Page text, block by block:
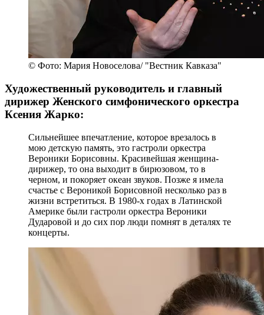
© Фото: Мария Новоселова/ "Вестник Кавказа"
Художественный руководитель и главный
дирижер Женского симфонического оркестра
Ксения Жарко:
Сильнейшее впечатление, которое врезалось в
мою детскую память, это гастроли оркестра
Вероники Борисовны. Красивейшая женщина-
дирижер, то она выходит в бирюзовом, то в
черном, и покоряет океан звуков. Позже я имела
счастье с Вероникой Борисовной несколько раз в
жизни встретиться. В 1980-х годах в Латинской
Америке были гастроли оркестра Вероники
Дударовой и до сих пор люди помнят в деталях те
концерты.